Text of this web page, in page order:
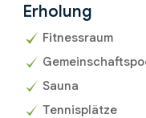
Erholung
Fitnessraum
Sauna
Tennisplätze